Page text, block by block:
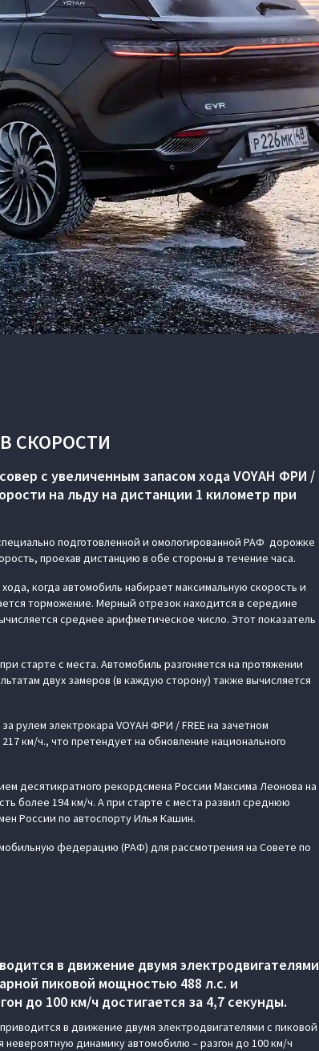
СКОРОСТИ
с увеличенным запасом хода VOYAH ФРИ /
на льду на дистанции 1 километр при
подготовленной и омологированной РАФ дорожке
проехав дистанцию в обе стороны в течение часа.
когда автомобиль набирает максимальную скорость и
торможение. Мерный отрезок находится в середине
среднее арифметическое число. Этот показатель
старте с места. Автомобиль разгоняется на протяжении
двух замеров (в каждую сторону) также вычисляется
рулем электрокара VOYAH ФРИ / FREE на зачетном
км/ч., что претендует на обновление национального
десятикратного рекордсмена России Максима Леонова на
более 194 км/ч. А при старте с места развил среднюю
России по автоспорту Илья Кашин.
федерацию (РАФ) для рассмотрения на Совете по
в движение двумя электродвигателями
пиковой мощностью 488 л.с. и
до 100 км/ч достигается за 4,7 секунды.
в движение двумя электродвигателями с пиковой
динамику автомобилю – разгон до 100 км/ч